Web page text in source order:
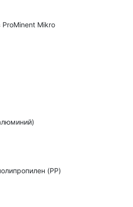
Mikro
(PP)